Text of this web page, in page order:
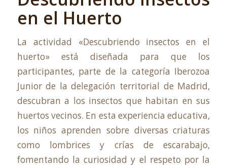
en el Huerto
La actividad «Descubriendo insectos en el
huerto» está diseñada para que los
participantes, parte de la categoría Iberozoa
Juniorde la delegación territorial de Madrid,
descubran a los insectos que habitan en sus
huertos vecinos. En esta experiencia educativa,
los niños aprenden sobre diversas criaturas
como lombrices y crías de escarabajo,
fomentando la curiosidad y el respeto por la